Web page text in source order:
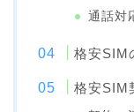
通話対
格安SIM
格安SIM